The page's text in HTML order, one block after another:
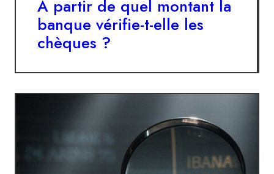
À partir de quel montant la
banque vérifie-t-elle les
chèques ?